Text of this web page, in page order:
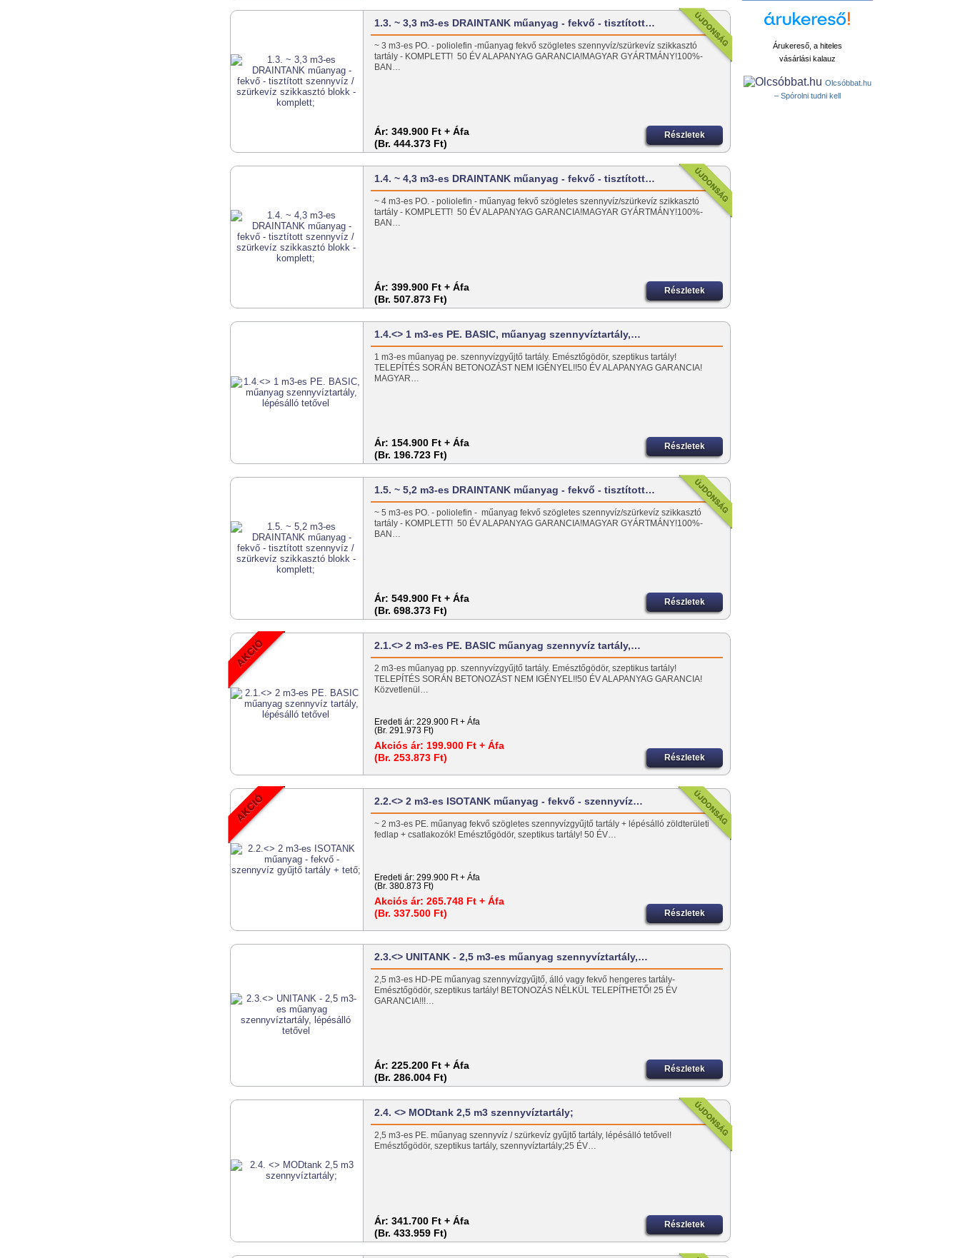
1.3. ~ 3,3 m3-es DRAINTANK műanyag - fekvő - tisztított…
~ 3 m3-es PO. - poliolefin -műanyag fekvő szögletes szennyvíz/szürkevíz szikkasztó
tartály - KOMPLETT! 50 ÉV ALAPANYAG GARANCIA!MAGYAR GYÁRTMÁNY!100%-
BAN…
Ár: 349.900 Ft + Áfa
(Br. 444.373 Ft)
Részletek
1.4. ~ 4,3 m3-es DRAINTANK műanyag - fekvő - tisztított…
~ 4 m3-es PO. - poliolefin - műanyag fekvő szögletes szennyvíz/szürkevíz szikkasztó
tartály - KOMPLETT! 50 ÉV ALAPANYAG GARANCIA!MAGYAR GYÁRTMÁNY!100%-
BAN…
Ár: 399.900 Ft + Áfa
(Br. 507.873 Ft)
Részletek
1.4.<> 1 m3-es PE. BASIC, műanyag szennyvíztartály,…
1 m3-es műanyag pe. szennyvízgyűjtő tartály. Emésztőgödör, szeptikus tartály!
TELEPÍTÉS SORÁN BETONOZÁST NEM IGÉNYEL!!50 ÉV ALAPANYAG GARANCIA!
MAGYAR…
Ár: 154.900 Ft + Áfa
(Br. 196.723 Ft)
Részletek
1.5. ~ 5,2 m3-es DRAINTANK műanyag - fekvő - tisztított…
~ 5 m3-es PO. - poliolefin - műanyag fekvő szögletes szennyvíz/szürkevíz szikkasztó
tartály - KOMPLETT! 50 ÉV ALAPANYAG GARANCIA!MAGYAR GYÁRTMÁNY!100%-
BAN…
Ár: 549.900 Ft + Áfa
(Br. 698.373 Ft)
Részletek
2.1.<> 2 m3-es PE. BASIC műanyag szennyvíz tartály,…
2 m3-es műanyag pp. szennyvízgyűjtő tartály. Emésztőgödör, szeptikus tartály!
TELEPÍTÉS SORÁN BETONOZÁST NEM IGÉNYEL!!50 ÉV ALAPANYAG GARANCIA!
Közvetlenül…
Eredeti ár: 229.900 Ft + Áfa
(Br. 291.973 Ft)
Akciós ár: 199.900 Ft + Áfa
(Br. 253.873 Ft)
Részletek
2.2.<> 2 m3-es ISOTANK műanyag - fekvő - szennyvíz…
~ 2 m3-es PE. műanyag fekvő szögletes szennyvízgyűjtő tartály + lépésálló zöldterületi
fedlap + csatlakozók! Emésztőgödör, szeptikus tartály! 50 ÉV…
Eredeti ár: 299.900 Ft + Áfa
(Br. 380.873 Ft)
Akciós ár: 265.748 Ft + Áfa
(Br. 337.500 Ft)
Részletek
2.3.<> UNITANK - 2,5 m3-es műanyag szennyvíztartály,…
2,5 m3-es HD-PE műanyag szennyvízgyűjtő, álló vagy fekvő hengeres tartály-
Emésztőgödör, szeptikus tartály! BETONOZÁS NÉLKÜL TELEPÍTHETŐ! 25 ÉV
GARANCIA!!!…
Ár: 225.200 Ft + Áfa
(Br. 286.004 Ft)
Részletek
2.4. <> MODtank 2,5 m3 szennyvíztartály;
2,5 m3-es PE. műanyag szennyvíz / szürkevíz gyűjtő tartály, lépésálló tetővel!
Emésztőgödör, szeptikus tartály, szennyvíztartály;25 ÉV…
Ár: 341.700 Ft + Áfa
(Br. 433.959 Ft)
Részletek
Árukereső, a hiteles
vásárlási kalauz
Olcsóbbat.hu
– Spórolni tudni kell